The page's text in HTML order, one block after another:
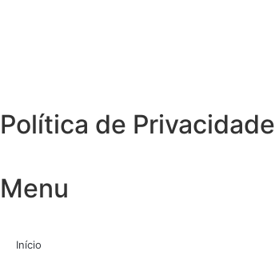
Política de Privacidade
Menu
Início